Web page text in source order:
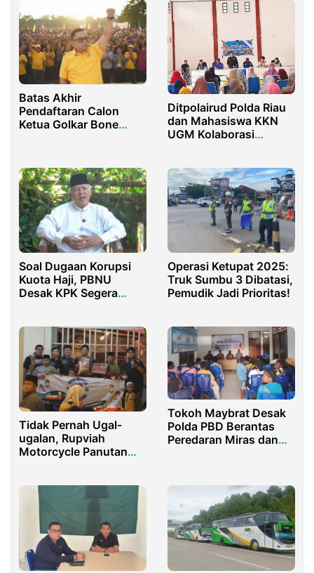
Batas Akhir
Pendaftaran Calon
Ketua Golkar Bone
Lawan
Ditpolairud Polda Riau
dan Mahasiswa KKN
UGM Kolaborasi
Soal Dugaan Korupsi
Kuota Haji, PBNU
Desak KPK Segera
Operasi Ketupat 2025:
Truk Sumbu 3 Dibatasi,
Pemudik Jadi Prioritas!
Tidak Pernah Ugal-
ugalan, Rupviah
Motorcycle Panutan
Tokoh Maybrat Desak
Polda PBD Berantas
Peredaran Miras dan